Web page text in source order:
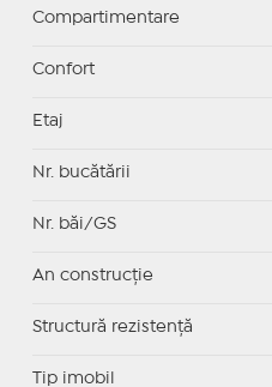
Compartimentare
Confort
Etaj
Nr. bucătării
Nr. băi/GS
An construcție
Structură rezistență
Tip imobil